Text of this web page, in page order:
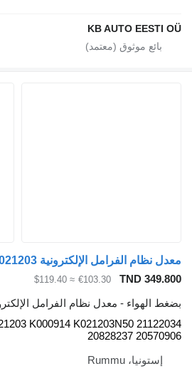
KB AUTO EESTI
TND
€103.30
≈ $119.40
الهواء - معدل نظام الفرامل الإلكترونية
K021203 K000914 K021203N50
20828237
إستونيا، Rummu